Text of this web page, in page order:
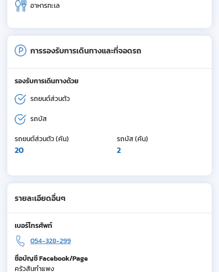
อาหารทะเล
การรองรับการเดินทางและที่จอดรถ
รองรับการเดินทางด้วย
รถยนต์ส่วนตัว
รถบัส
รถยนต์ส่วนตัว (คัน)
20
รถบัส (คัน)
2
รายละเอียดอื่นๆ
เบอร์โทรศัพท์
054-328-299
ชื่อบัญชี Facebook/Page
ครัวสันกำแพง